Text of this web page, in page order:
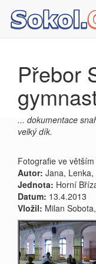
Přebor
... dokumentace
velký dík.
Fotografie ve
Autor: Jana, Lenka,
Jednota: Horní
Datum: 13.4.2013
Vložil: Milan